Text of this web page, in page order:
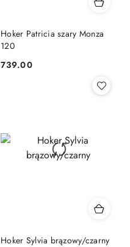
Hoker Patricia szary Monza
120
Cena:
739.00
Hoker Sylvia brązowy/czarny